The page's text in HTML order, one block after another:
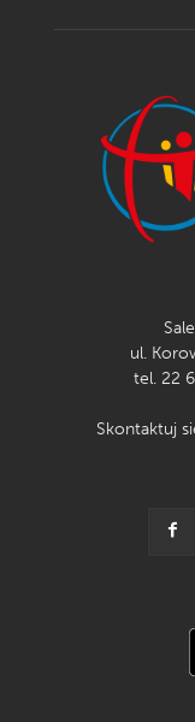
ul.
tel. 22
Skontaktuj